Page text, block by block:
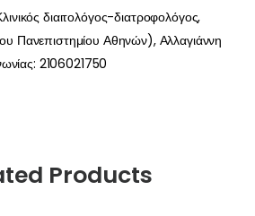
διαιτολόγος-διατροφολόγος,
Πανεπιστημίου Αθηνών), Αλλαγιάννη
2106021750
Products